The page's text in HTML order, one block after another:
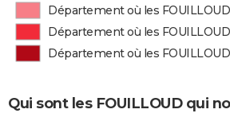
Département où les
Département où les
Département où les
Qui sont les FOUILLOUD qui